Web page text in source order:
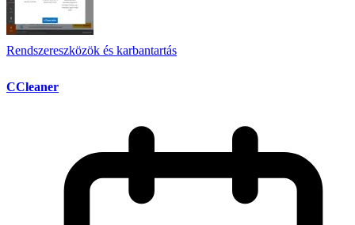
Rendszereszközök és karbantartás
CCleaner